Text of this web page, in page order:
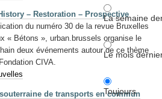
La semaine
Le mois
Toujours
– Restoration – Prospective
du numéro 30 de la revue Bruxelles
« Bétons », urban.brussels organise le
deux événements autour de ce thème
CIVA.
de transports en commun